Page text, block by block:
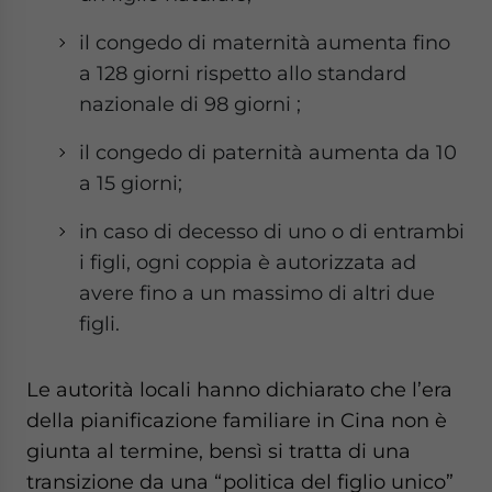
il congedo di maternità aumenta fino
a 128 giorni rispetto allo standard
nazionale di 98 giorni ;
il congedo di paternità aumenta da 10
a 15 giorni;
in caso di decesso di uno o di entrambi
i figli, ogni coppia è autorizzata ad
avere fino a un massimo di altri due
figli.
Le autorità locali hanno dichiarato che l’era
della pianificazione familiare in Cina non è
giunta al termine, bensì si tratta di una
transizione da una “politica del figlio unico”